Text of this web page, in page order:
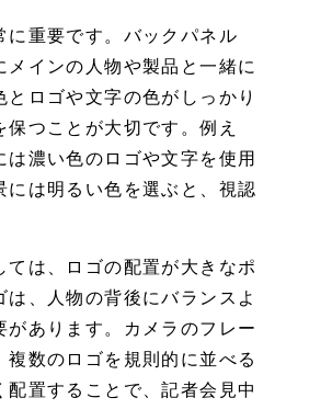
に重要です。バックパネル
メインの人物や製品と一緒に
とロゴや文字の色がしっかり
保つことが大切です。例え
は濃い色のロゴや文字を使用
には明るい色を選ぶと、視認
ては、ロゴの配置が大きなポ
は、人物の背後にバランスよ
があります。カメラのフレー
複数のロゴを規則的に並べる
配置することで、記者会見中